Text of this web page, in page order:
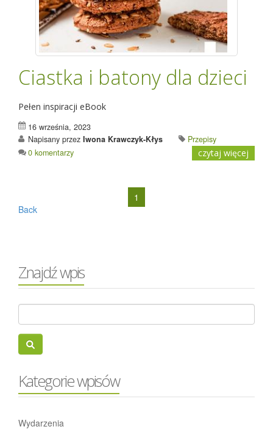
Ciastka i batony dla dzieci
Pełen inspiracji eBook
16 września, 2023
Napisany przez Iwona Krawczyk-Kłys
Przepisy
0 komentarzy
czytaj więcej
1
Back
Znajdź wpis
Kategorie wpisów
Wydarzenia